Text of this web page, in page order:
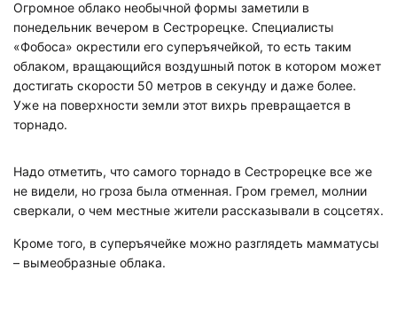
Огромное облако необычной формы заметили в
понедельник вечером в Сестрорецке. Специалисты
«Фобоса» окрестили его суперъячейкой, то есть таким
облаком, вращающийся воздушный поток в котором может
достигать скорости 50 метров в секунду и даже более.
Уже на поверхности земли этот вихрь превращается в
торнадо.
Надо отметить, что самого торнадо в Сестрорецке все же
не видели, но гроза была отменная. Гром гремел, молнии
сверкали, о чем местные жители рассказывали в соцсетях.
Кроме того, в суперъячейке можно разглядеть мамматусы
– вымеобразные облака.